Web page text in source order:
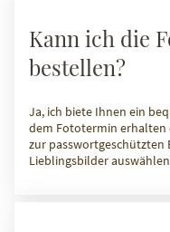
Kann ich die
bestellen?
Ja, ich biete Ihnen ein
dem Fototermin erhalten
zur passwortgeschützten
Lieblingsbilder